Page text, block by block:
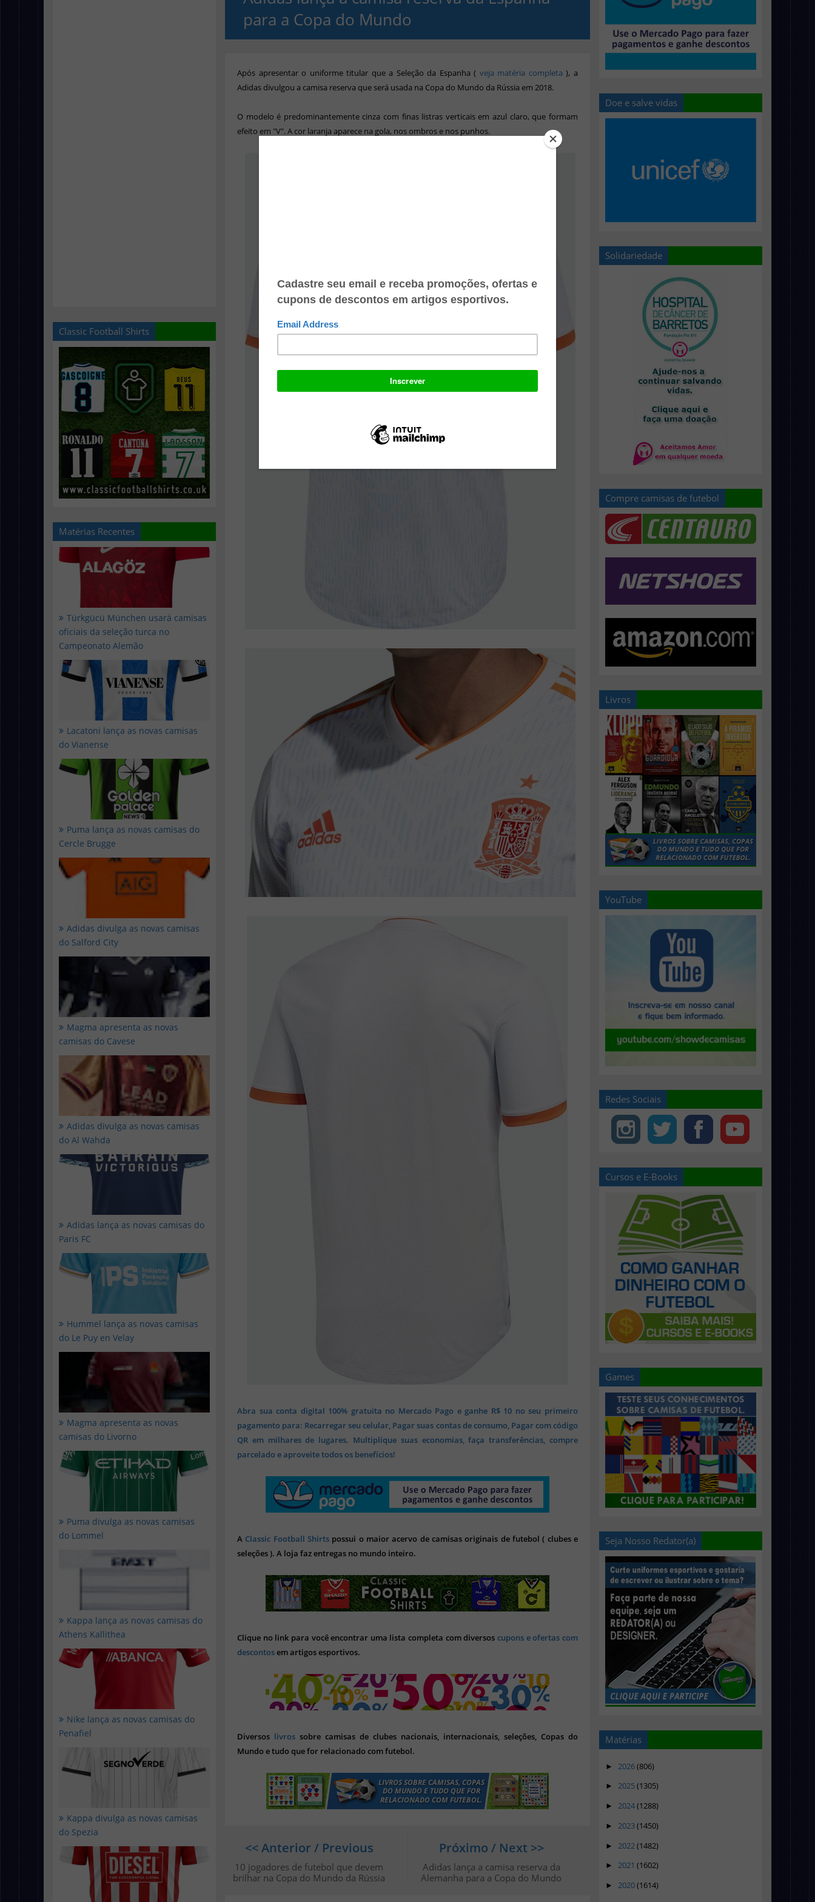
Classic Football Shirts
Matérias Recentes
Türkgücü München usará camisas
oficiais da seleção turca no
Campeonato Alemão
Lacatoni lança as novas camisas
do Vianense
Puma lança as novas camisas do
Cercle Brugge
Adidas divulga as novas camisas
do Salford City
Magma apresenta as novas
camisas do Cavese
Adidas divulga as novas camisas
do Al Wahda
Adidas lança as novas camisas do
Paris FC
Hummel lança as novas camisas
do Le Puy en Velay
Magma apresenta as novas
camisas do Livorno
Puma divulga as novas camisas
do Lommel
Kappa lança as novas camisas do
Athens Kallithea
Nike lança as novas camisas do
Penafiel
Kappa divulga as novas camisas
do Spezia
para a Copa do Mundo
Após apresentar o uniforme titular que a Seleção da Espanha ( veja matéria completa ), a
Adidas divulgou a camisa reserva que será usada na Copa do Mundo da Rússia em 2018.
O modelo é predominantemente cinza com finas listras verticais em azul claro, que formam
efeito em "V". A cor laranja aparece na gola, nos ombros e nos punhos.
Abra sua conta digital 100% gratuita no Mercado Pago e ganhe R$ 10 no seu primeiro
pagamento para: Recarregar seu celular, Pagar suas contas de consumo, Pagar com código
QR em milhares de lugares. Multiplique suas economias, faça transferências, compre
parcelado e aproveite todos os benefícios!
A Classic Football Shirts possui o maior acervo de camisas originais de futebol ( clubes e
seleções ). A loja faz entregas no mundo inteiro.
Clique no link para você encontrar uma lista completa com diversoscupons e ofertas com
descontosem artigos esportivos.
Diversos livros sobre camisas de clubes nacionais, internacionais, seleções, Copas do
Mundo e tudo que for relacionado com futebol.
Próximo / Next >>
Adidas lança a camisa reserva da
Alemanha para a Copa do Mundo
<< Anterior / Previous
10 jogadores de futebol que devem
brilhar na Copa do Mundo da Rússia
Doe e salve vidas
Solidariedade
Compre camisas de futebol
Livros
YouTube
Redes Sociais
Cursos e E-Books
Games
Seja Nosso Redator(a)
Matérias
► 2026(806)
► 2025(1305)
► 2024(1288)
► 2023(1450)
► 2022(1482)
► 2021 (1602)
► 2020(1614)